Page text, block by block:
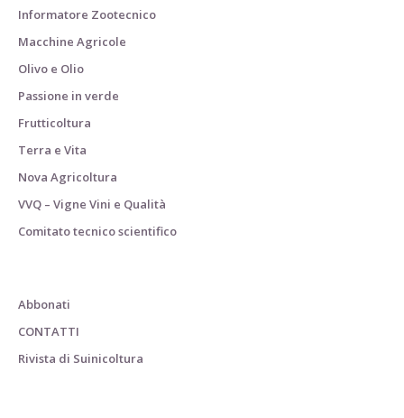
Informatore Zootecnico
Macchine Agricole
Olivo e Olio
Passione in verde
Frutticoltura
Terra e Vita
Nova Agricoltura
VVQ – Vigne Vini e Qualità
Comitato tecnico scientifico
Abbonati
CONTATTI
Rivista di Suinicoltura